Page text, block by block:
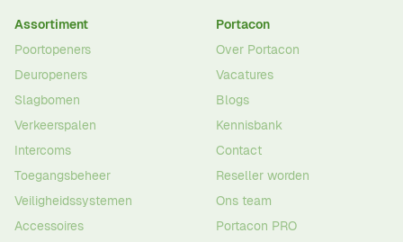
Assortiment
Poortopeners
Deuropeners
Slagbomen
Verkeerspalen
Intercoms
Toegangsbeheer
Veiligheidssystemen
Accessoires
Portacon
Over Portacon
Vacatures
Blogs
Kennisbank
Contact
Reseller worden
Ons team
Portacon PRO